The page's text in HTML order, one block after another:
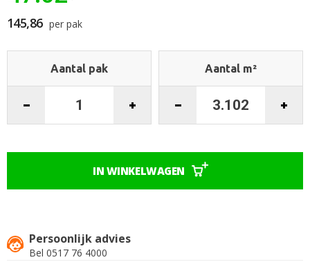
begin
van
de
145,86 per pak
Aantal pak Aantal m²
IN WINKELWAGEN
Persoonlijk advies
Bel 0517 76 4000